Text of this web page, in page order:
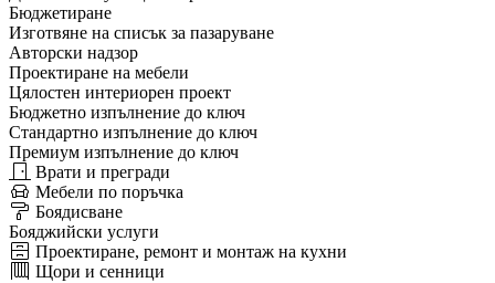
Бюджетиране
Изготвяне на списък за пазаруване
Авторски надзор
Проектиране на мебели
Цялостен интериорен проект
Бюджетно изпълнение до ключ
Стандартно изпълнение до ключ
Премиум изпълнение до ключ
Врати и прегради
Мебели по поръчка
Боядисване
Бояджийски услуги
Проектиране, ремонт и монтаж на кухни
Щори и сенници